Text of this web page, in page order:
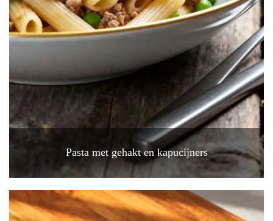
Pasta met gehakt en kapucijners